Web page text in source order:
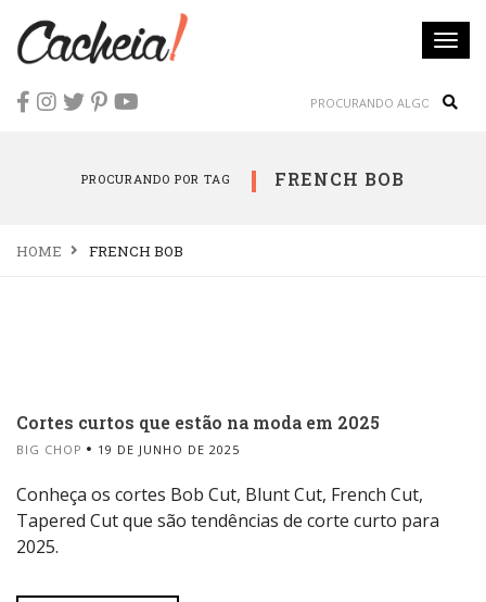
PROCURANDO POR TAG FRENCH BOB
HOME FRENCH BOB
Cortes curtos que estão na moda em 2025
BIG CHOP 19 DE JUNHO DE 2025
Conheça os cortes Bob Cut, Blunt Cut, French Cut,
Tapered Cut que são tendências de corte curto para
2025.